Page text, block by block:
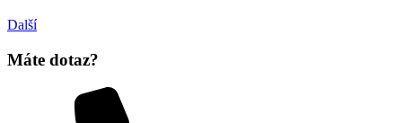
Další
Máte dotaz?